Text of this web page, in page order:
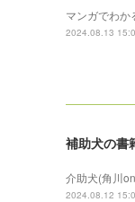
マンガでわか
2024.08.13
補助犬の書
介助犬(角川
2024.08.12